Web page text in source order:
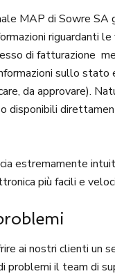
MAP di Sowre SA
riguardanti
di fatturazione
sullo stato
da approvare).
disponibili
estremamente
più facili e
ai nostri clienti un
problemi il team di